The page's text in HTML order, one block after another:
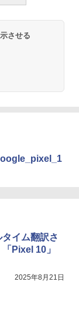
させる
イム翻訳さ
Pixel 10」
2025年8月21日